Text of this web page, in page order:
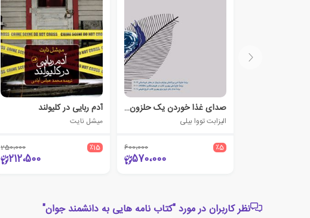
صدای غذا خوردن یک حلزون وحشی
الیزابت تووا بیلی
٪5 600،000
570،000
آدم ربایی در کلیولند
میشل نایت
٪15 250،000
212،500
نظر کاربران در مورد "کتاب نامه هایی به دانشمند جوان"